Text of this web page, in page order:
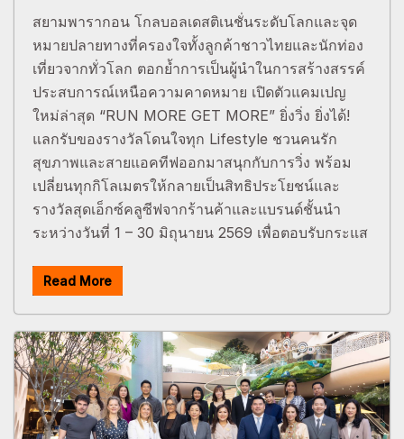
สยามพารากอน โกลบอลเดสติเนชั่นระดับโลกและจุด
หมายปลายทางที่ครองใจทั้งลูกค้าชาวไทยและนักท่อง
เที่ยวจากทั่วโลก ตอกย้ำการเป็นผู้นำในการสร้างสรรค์
ประสบการณ์เหนือความคาดหมาย เปิดตัวแคมเปญ
ใหม่ล่าสุด “RUN MORE GET MORE” ยิ่งวิ่ง ยิ่งได้!
แลกรับของรางวัลโดนใจทุก Lifestyle ชวนคนรัก
สุขภาพและสายแอคทีฟออกมาสนุกกับการวิ่ง พร้อม
เปลี่ยนทุกกิโลเมตรให้กลายเป็นสิทธิประโยชน์และ
รางวัลสุดเอ็กซ์คลูซีฟจากร้านค้าและแบรนด์ชั้นนำ
ระหว่างวันที่ 1 – 30 มิถุนายน 2569 เพื่อตอบรับกระแส
Read More